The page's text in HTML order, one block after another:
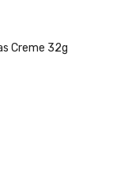
Creme 32g